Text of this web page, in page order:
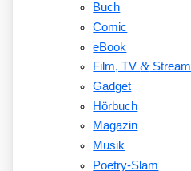
Buch
Comic
eBook
Film, TV&Stream
Gadget
Hörbuch
Magazin
Musik
Poetry-Slam